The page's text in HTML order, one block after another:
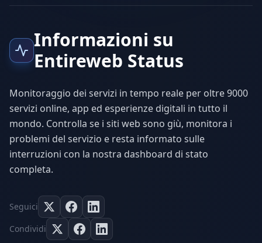
Informazioni su
Entireweb Status
Monitoraggio dei servizi in tempo reale per oltre 9000
servizi online, app ed esperienze digitali in tutto il
mondo. Controlla se i siti web sono giù, monitora i
problemi del servizio e resta informato sulle
interruzioni con la nostra dashboard di stato
completa.
Seguici
Condividi